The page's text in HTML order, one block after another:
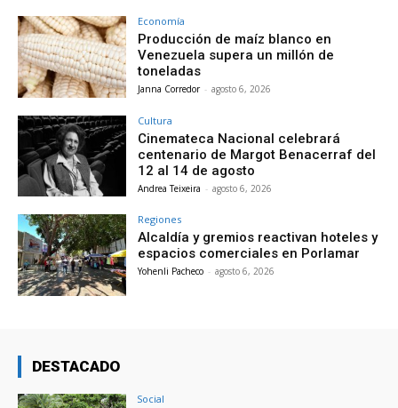
Economía
Producción de maíz blanco en
Venezuela supera un millón de
toneladas
Janna Corredor - agosto 6, 2026
Cultura
Cinemateca Nacional celebrará
centenario de Margot Benacerraf del
12 al 14 de agosto
Andrea Teixeira - agosto 6, 2026
Regiones
Alcaldía y gremios reactivan hoteles y
espacios comerciales en Porlamar
Yohenli Pacheco - agosto 6, 2026
DESTACADO
Social